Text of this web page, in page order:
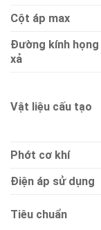
Cột áp max
Đường kính họng
xả
Vật liệu cấu tạo
Phớt cơ khí
Điện áp sử dụng
Tiêu chuẩn